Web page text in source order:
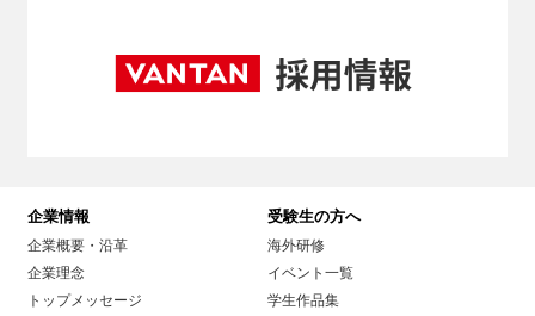
企業情報
企業概要・沿革
企業理念
トップメッセージ
受験生の方へ
海外研修
イベント一覧
学生作品集